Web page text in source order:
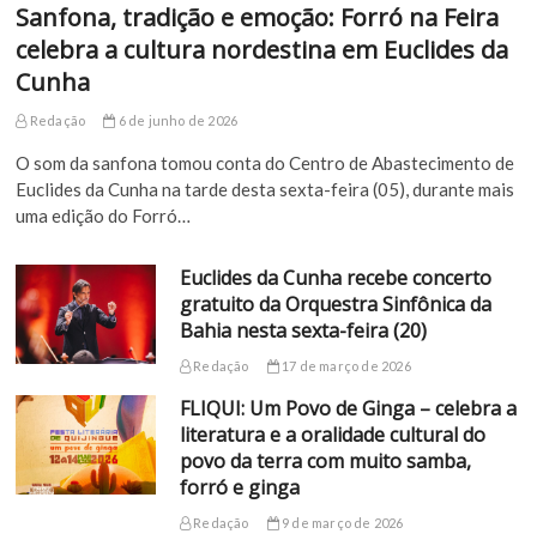
Sanfona, tradição e emoção: Forró na Feira
celebra a cultura nordestina em Euclides da
Cunha
Redação 6 de junho de 2026
O som da sanfona tomou conta do Centro de Abastecimento de
Euclides da Cunha na tarde desta sexta-feira (05), durante mais
uma edição do Forró…
Euclides da Cunha recebe concerto
gratuito da Orquestra Sinfônica da
Bahia nesta sexta-feira (20)
Redação 17 de março de 2026
FLIQUI: Um Povo de Ginga – celebra a
literatura e a oralidade cultural do
povo da terra com muito samba,
forró e ginga
Redação 9 de março de 2026